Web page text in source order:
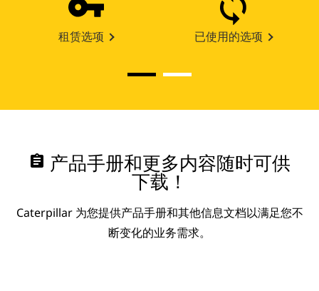
租赁选项 已使用的选项
assignment 产品手册和更多内容随时可供
下载！
Caterpillar 为您提供产品手册和其他信息文档以满足您不
断变化的业务需求。